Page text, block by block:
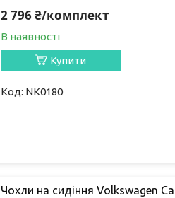
2 796 ₴/комплект
В наявності
Купити
NK0180
Чохли на сидіння Volkswagen